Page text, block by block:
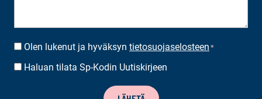
SUOSTUMUS*
Olen lukenut ja hyväksyn tietosuojaselosteen *
UUTISKIRJEEN
Haluan tilata Sp-Kodin Uutiskirjeen